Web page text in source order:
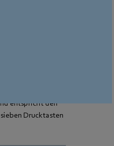
Touch Screen.
MODBUS. Die
wird das
entspricht den
Drucktasten